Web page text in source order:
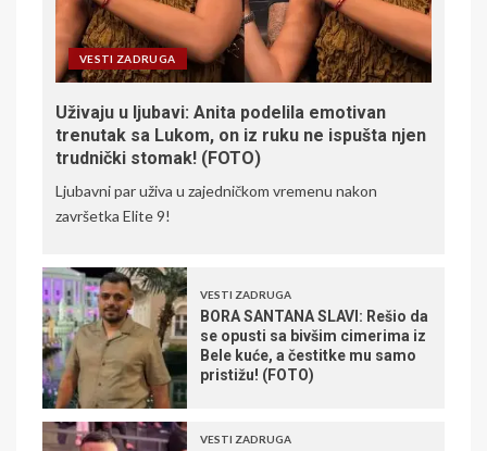
VESTI ZADRUGA
Uživaju u ljubavi: Anita podelila emotivan
trenutak sa Lukom, on iz ruku ne ispušta njen
trudnički stomak! (FOTO)
Ljubavni par uživa u zajedničkom vremenu nakon
završetka Elite 9!
VESTI ZADRUGA
BORA SANTANA SLAVI: Rešio da
se opusti sa bivšim cimerima iz
Bele kuće, a čestitke mu samo
pristižu! (FOTO)
VESTI ZADRUGA